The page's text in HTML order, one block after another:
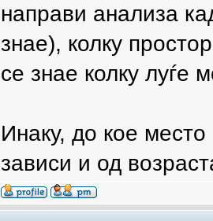
направи анализа
знае), колку
се знае колку луѓе
Инаку, до кое
зависи и од